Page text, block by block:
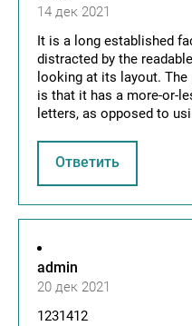
14 дек 2021
It is a long established
distracted by the
looking at its layout.
is that it has a more-or-
letters, as opposed to
Ответить
admin
20 дек 2021
1231412